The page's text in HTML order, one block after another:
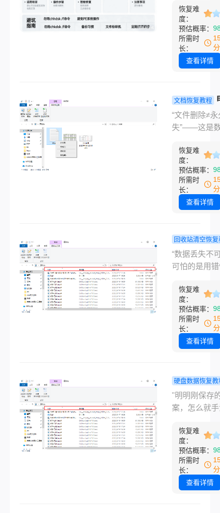
10%） ，删
直接跳过回
这种 “彻底消
感觉更让人
效！
到？"——这
感，每个职
经历过！作
过20+数据恢
的IT博主，
对方法比盲
更重要。那
如何恢复被
文件呢？今
年实测经验
电脑文件恢
金法则"，连
能3分钟上手
恢复难
度：
预估概率：
所需时
长：
查看详情
文档恢复教程
怎么恢复删
文件？这4
第一个就用
了！！
“文件删除≠
失”——这是
最令人安心
相。“完了，
方刚发的设
进回收站清
“出差拍的素
我的一位自
友在剪辑视
删了整周的
推掉合作赔
金。如果你
过这种心跳
瞬间，这篇
是你的“后悔
恢复难
度：
预估概率：
所需时
长：
查看详情
回收站清空恢
笔记本电脑
站删除的文
方法，小白
快速找回！
“数据丢失不
可怕的是用
无法挽回！”
耕电脑软件
年的博主，
多职场人因
公文件熬夜
—— 其实回
除的文件并
“灰飞烟灭”
确方法就能
度挽回损失。
恢复难
度：
预估概率：
所需时
长：
查看详情
硬盘数据恢复教
盘里的资料
心删除了怎
你快速找回
文件！
"明明刚保存
案，怎么就
溃瞬间，职
乎都经历过
心的是，回
清空、U盘
SD卡误删后
恢复难
度：
预估概率：
所需时
长：
查看详情